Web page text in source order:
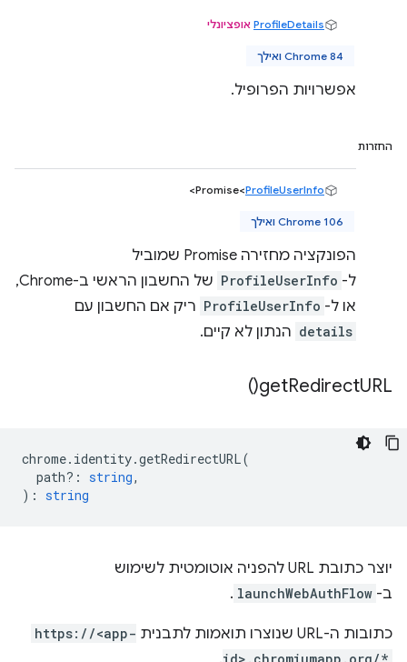
ProfileDetails אופציונלי
Chrome 84 ואילך
אפשרויות הפרופיל.
החזרות
‫Promise<ProfileUserInfo
>
Chrome 106 ואילך
הפונקציה מחזירה Promise שמוביל
ל- ProfileUserInfo
של החשבון הראשי ב-Chrome,
או ל- ProfileUserInfo ריק אם החשבון עם
details הנתון לא קיים.
getRedirectURL(
)
chrome. identity.getRedirectURL(
path? : string,
) : string
יוצר כתובת URL להפניה אוטומטית לשימוש
ב- launchWebAuthFlow
.
כתובות ה-URL שנוצרו תואמות לתבנית
https://<app-